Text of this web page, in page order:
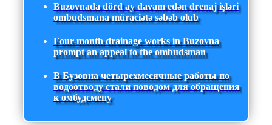
Buzovnada dörd ay davam edən drenaj işləri
ombudsmana müraciətə səbəb olub
Four-month drainage works in Buzovna
prompt an appeal to the ombudsman
В Бузовна четырехмесячные работы по
водоотводу стали поводом для обращения
к омбудсмену